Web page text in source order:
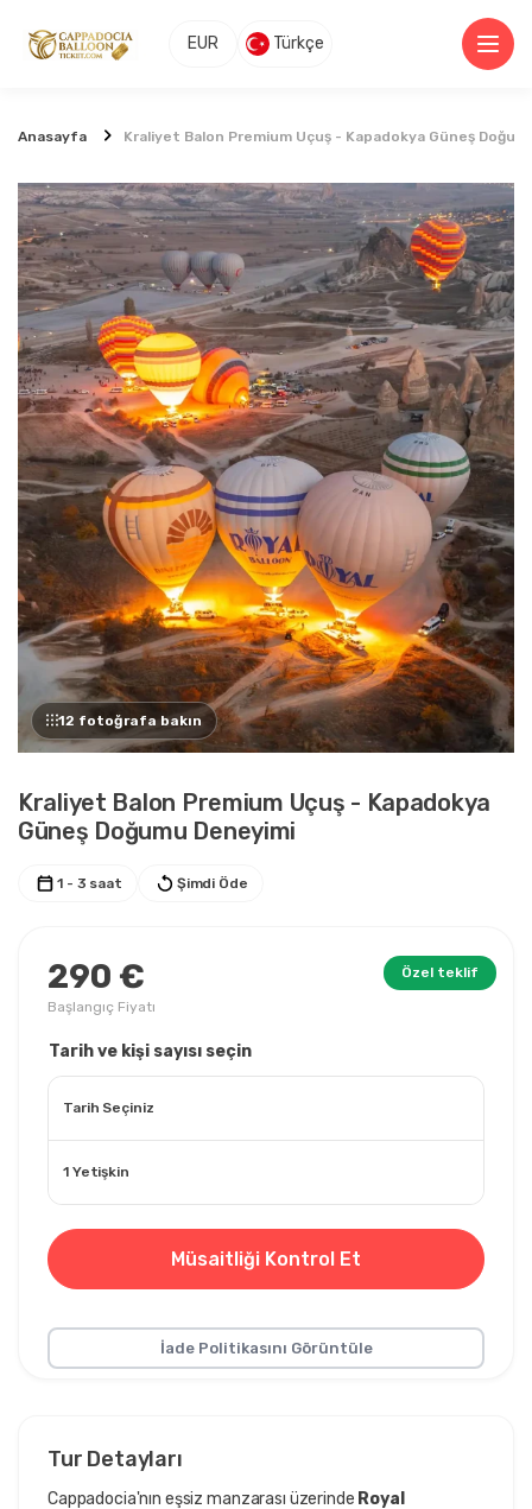
EUR Türkçe
Anasayfa Kraliyet Balon Premium Uçuş - Kapadokya Güneş
12 fotoğrafa bakın
Kraliyet Balon Premium Uçuş - Kapadokya
Güneş Doğumu Deneyimi
1 - 3 saat Şimdi Öde
Özel teklif
290 €
Başlangıç Fiyatı
Tarih ve kişi sayısı seçin
Tarih Seçiniz
1 Yetişkin
Müsaitliği Kontrol Et
İade Politikasını Görüntüle
Tur Detayları
Cappadocia'nın eşsiz manzarası üzerinde Royal